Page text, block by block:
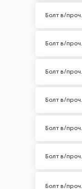
Болт в/
Болт в/
Болт в/
Болт в/
Болт в/
Болт в/
Болт в/